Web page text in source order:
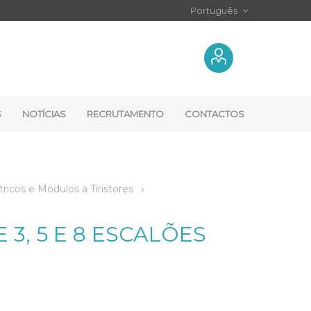
NOTÍCIAS RECRUTAMENTO CONTACTOS
e Módulos a Tirístores
3, 5 E 8 ESCALÕES